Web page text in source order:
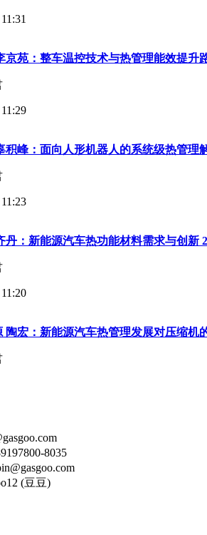
京苑：整车温控技术与热管理能效提升
积峰：面向人形机器人的系统级热管理
丹：新能源汽车热功能材料需求与创新
陶宏：新能源汽车热管理发展对压缩机
8035
(豆豆)